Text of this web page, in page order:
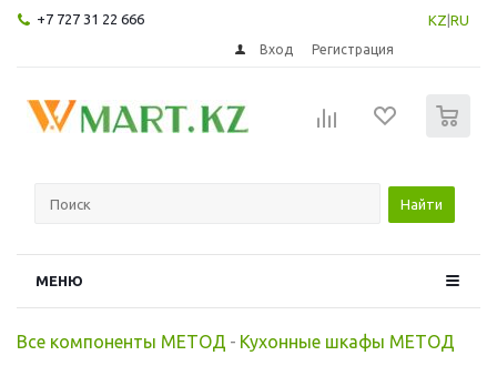
+7 727 31 22 666 KZ RU
Вход Регистрация
Найти
МЕНЮ
Все компоненты МЕТОД - Кухонные шкафы МЕТОД